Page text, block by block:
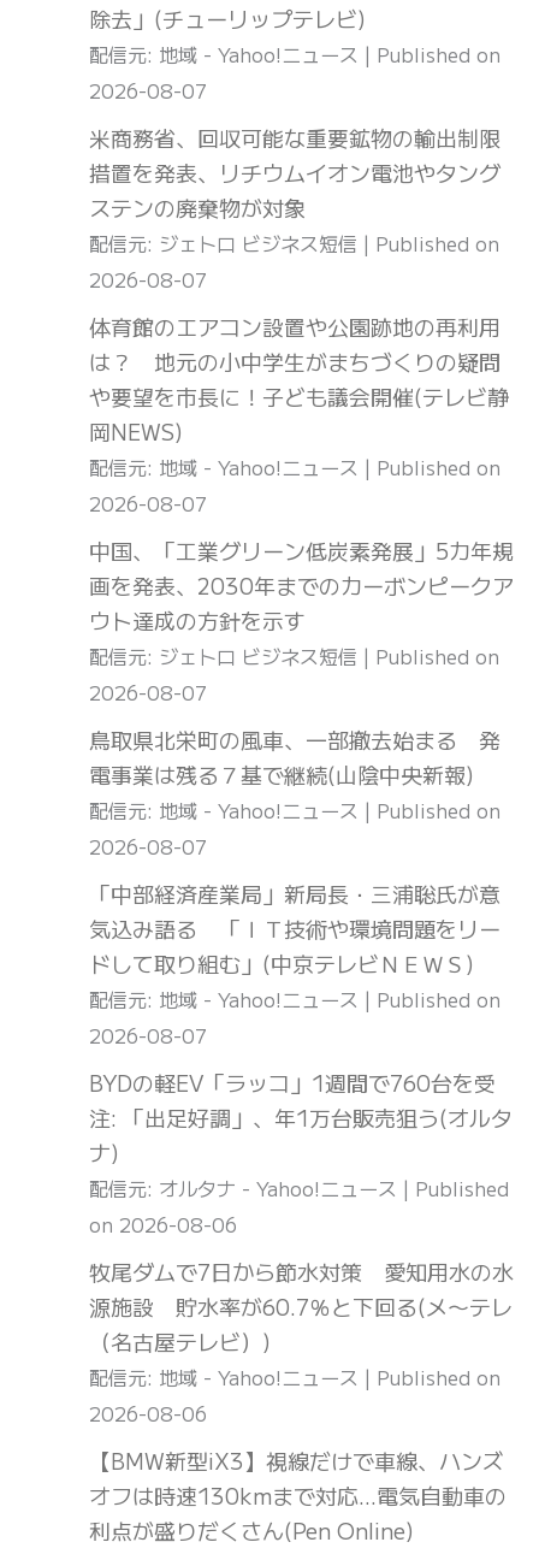
除去」(チューリップテレビ)
配信元: 地域 - Yahoo!ニュース
Published on
2026-08-07
米商務省、回収可能な重要鉱物の輸出制限
措置を発表、リチウムイオン電池やタング
ステンの廃棄物が対象
配信元: ジェトロ ビジネス短信
Published on
2026-08-07
体育館のエアコン設置や公園跡地の再利用
は？ 地元の小中学生がまちづくりの疑問
や要望を市長に！子ども議会開催(テレビ静
岡NEWS)
配信元: 地域 - Yahoo!ニュース
Published on
2026-08-07
中国、「工業グリーン低炭素発展」5カ年規
画を発表、2030年までのカーボンピークア
ウト達成の方針を示す
配信元: ジェトロ ビジネス短信
Published on
2026-08-07
鳥取県北栄町の風車、一部撤去始まる 発
電事業は残る７基で継続(山陰中央新報)
配信元: 地域 - Yahoo!ニュース
Published on
2026-08-07
「中部経済産業局」新局長・三浦聡氏が意
気込み語る 「ＩＴ技術や環境問題をリー
ドして取り組む」(中京テレビＮＥＷＳ)
配信元: 地域 - Yahoo!ニュース
Published on
2026-08-07
BYDの軽EV「ラッコ」1週間で760台を受
注: 「出足好調」、年1万台販売狙う(オルタ
ナ)
配信元: オルタナ - Yahoo!ニュース
Published
on 2026-08-06
牧尾ダムで7日から節水対策 愛知用水の水
源施設 貯水率が60.7％と下回る(メ〜テレ
（名古屋テレビ）)
配信元: 地域 - Yahoo!ニュース
Published on
2026-08-06
【BMW新型iX3】視線だけで車線、ハンズ
オフは時速130kmまで対応…電気自動車の
利点が盛りだくさん(Pen Online)